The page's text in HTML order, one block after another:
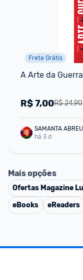
Frete Grátis
A Arte da Guerra
R$ 24,90
R$7,00
SAMANTA ABREU
há 3 d
Mais opções
Ofertas Magazine
eBooks
eReaders